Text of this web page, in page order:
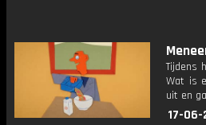
Tijdens
Wat is
uit en
17-